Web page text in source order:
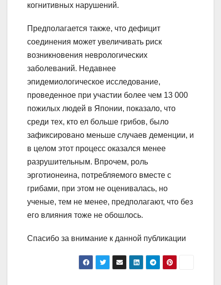
когнитивных нарушений.
Предполагается также, что дефицит
соединения может увеличивать риск
возникновения неврологических
заболеваний. Недавнее
эпидемиологическое исследование,
проведенное при участии более чем 13 000
пожилых людей в Японии, показало, что
среди тех, кто ел больше грибов, было
зафиксировано меньше случаев деменции, и
в целом этот процесс оказался менее
разрушительным. Впрочем, роль
эрготионеина, потребляемого вместе с
грибами, при этом не оценивалась, но
ученые, тем не менее, предполагают, что без
его влияния тоже не обошлось.
Спасибо за внимание к данной публикации